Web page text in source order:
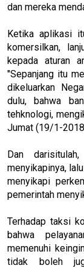
dan mereka
Ketika aplikasi
komersilkan,
kepada aturan
"Sepanjang itu
dikeluarkan
dulu, bahwa
tehknologi,
Jumat (19/1-
Dan
menyikapinya,
menyikapi
pemerintah
Terhadap taksi
bahwa
memenuhi
tidak boleh